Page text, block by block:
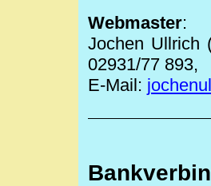
Webmaster:
Jochen Ullrich
02931/77 893,
E-Mail: